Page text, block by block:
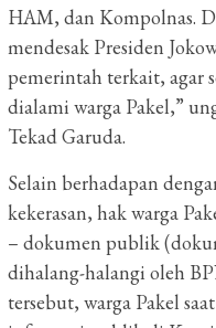
HAM, dan Kompolnas.
mendesak Presiden
pemerintah terkait, agar
dialami warga Pakel,”
Tekad Garuda.
Selain berhadapan
kekerasan, hak warga
– dokumen publik
dihalang-halangi oleh
tersebut, warga Pakel